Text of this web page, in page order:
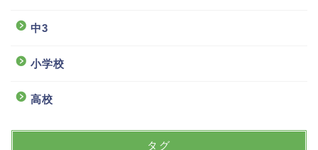
中3
小学校
高校
タグ